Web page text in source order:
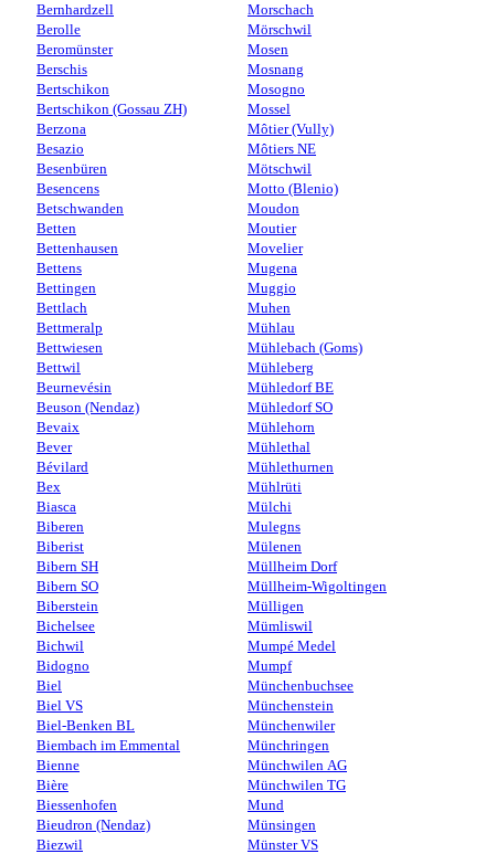
Bernhardzell
Berolle
Beromünster
Berschis
Bertschikon
Bertschikon (Gossau ZH)
Berzona
Besazio
Besenbüren
Besencens
Betschwanden
Betten
Bettenhausen
Bettens
Bettingen
Bettlach
Bettmeralp
Bettwiesen
Bettwil
Beurnevésin
Beuson (Nendaz)
Bevaix
Bever
Bévilard
Bex
Biasca
Biberen
Biberist
Bibern SH
Bibern SO
Biberstein
Bichelsee
Bichwil
Bidogno
Biel
Biel VS
Biel-Benken BL
Biembach im Emmental
Bienne
Bière
Biessenhofen
Bieudron (Nendaz)
Biezwil
Morschach
Mörschwil
Mosen
Mosnang
Mosogno
Mossel
Môtier (Vully)
Môtiers NE
Mötschwil
Motto (Blenio)
Moudon
Moutier
Movelier
Mugena
Muggio
Muhen
Mühlau
Mühlebach (Goms)
Mühleberg
Mühledorf BE
Mühledorf SO
Mühlehorn
Mühlethal
Mühlethurnen
Mühlrüti
Mülchi
Mulegns
Mülenen
Müllheim Dorf
Müllheim-Wigoltingen
Mülligen
Mümliswil
Mumpé Medel
Mumpf
Münchenbuchsee
Münchenstein
Münchenwiler
Münchringen
Münchwilen AG
Münchwilen TG
Mund
Münsingen
Münster VS